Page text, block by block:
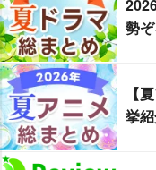
勢ぞ
【
挙紹